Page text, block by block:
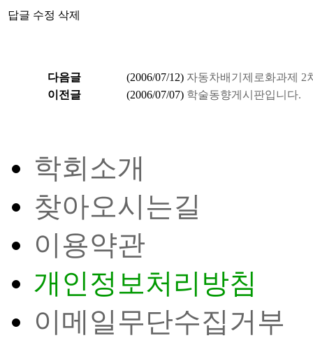
답글 수정 삭제
다음글 (2006/07/12) 자동차배기제로화과제 2
이전글
(2006/07/07) 학술동향게시판입니다.
학회소개
찾아오시는길
이용약관
개인정보처리방침
이메일무단수집거부